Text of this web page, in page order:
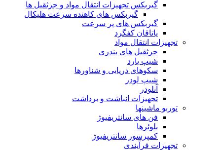
گيربكس تجهيزات انتقال مواد و جرثقيل ها
گيربكس های كاهنده سرعت هليكال
گيربكس های پر سرعت
ياتاقان كفگرد
تجهیزات انتقال مواد
جرثقیل های بندری
شیپ یارد
سکوهای دریایی و شناورها
شیپ لودر
آنلودر
تجهیزات انباشت و برداشت
توربو ماشینها
فن های سانتریفیوژ
بلوئرها
کمپرسور سانتریفیوژ
تجهیزات فرآیندی